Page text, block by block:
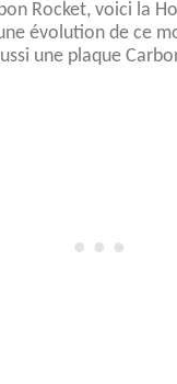
Rocket, voici la
évolution de ce
une plaque